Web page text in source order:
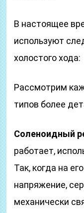
В настоящее
используют
холостого хода:
Рассмотрим
типов более
Соленоидный
работает,
Так, когда на
напряжение,
механически